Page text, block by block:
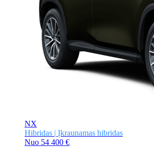
NX
Hibridas | Įkraunamas hibridas
Nuo 54 400 €